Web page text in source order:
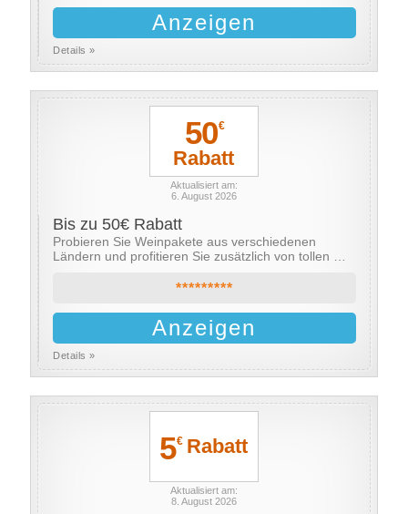
Anzeigen
Details »
50€
Rabatt
Aktualisiert am:
6. August 2026
Bis zu 50€ Rabatt
Probieren Sie Weinpakete aus verschiedenen
Ländern und profitieren Sie zusätzlich von tollen …
*********
Anzeigen
Details »
5€Rabatt
Aktualisiert am:
8. August 2026